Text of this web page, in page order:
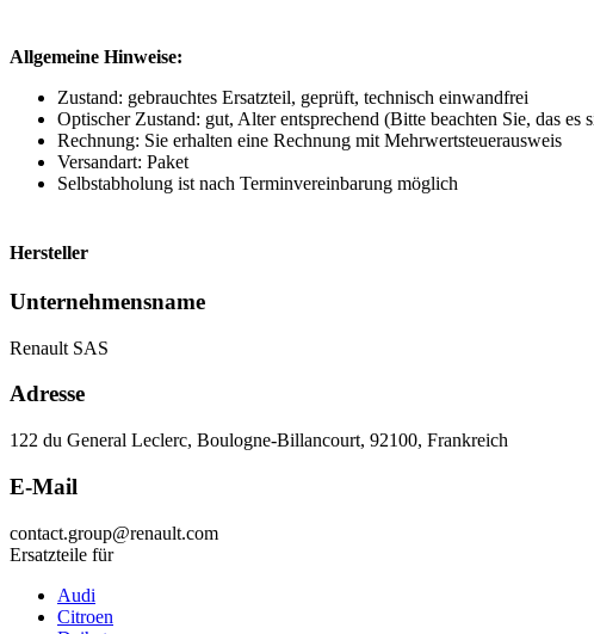
Allgemeine Hinweise:
Zustand: gebrauchtes Ersatzteil, geprüft, technisch einwandfrei
Optischer Zustand: gut, Alter entsprechend (Bitte beachten Sie, das
Rechnung: Sie erhalten eine Rechnung mit Mehrwertsteuerausweis
Versandart: Paket
Selbstabholung ist nach Terminvereinbarung möglich
Hersteller
Unternehmensname
Renault SAS
Adresse
122 du General Leclerc, Boulogne-Billancourt, 92100, Frankreich
E-Mail
contact.group@renault.com
Ersatzteile für
Audi
Citroen